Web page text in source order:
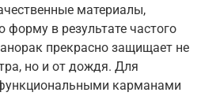
материалы,
в результате частого
прекрасно защищает не
но и от дождя. Для
карманами